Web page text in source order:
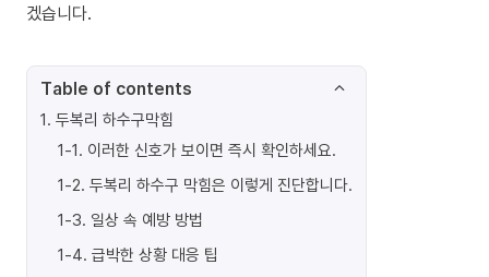
겠습니다.
Table of contents
1. 두복리 하수구막힘
1-1. 이러한 신호가 보이면 즉시 확인하세요.
1-2. 두복리 하수구 막힘은 이렇게 진단합니다.
1-3. 일상 속 예방 방법
1-4. 급박한 상황 대응 팁